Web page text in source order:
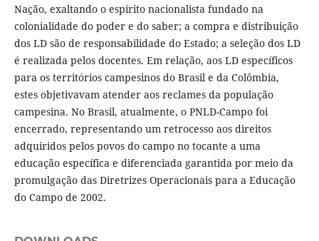
Nação, exaltando o espírito nacionalista fundado na
colonialidade do poder e do saber; a compra e distribuição
dos LD são de responsabilidade do Estado; a seleção dos LD
é realizada pelos docentes. Em relação, aos LD específicos
para os territórios campesinos do Brasil e da Colômbia,
estes objetivavam atender aos reclames da população
campesina. No Brasil, atualmente, o PNLD-Campo foi
encerrado, representando um retrocesso aos direitos
adquiridos pelos povos do campo no tocante a uma
educação específica e diferenciada garantida por meio da
promulgação das Diretrizes Operacionais para a Educação
do Campo de 2002.